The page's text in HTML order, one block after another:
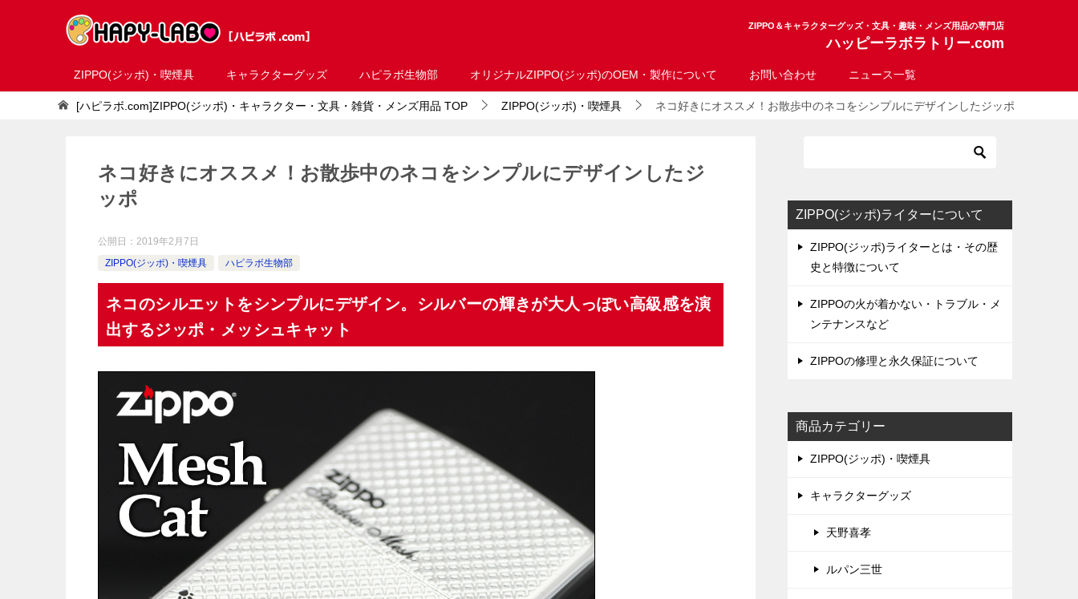
ZIPPO＆キャラクターグッズ・文具・趣味・メンズ用品の専門店
ハッピーラボラトリー.com
ZIPPO(ジッポ)・喫煙具 キャラクターグッズ ハピラボ生物部 オリジナルZIPPO(ジッポ)のOEM・製作について お問い合わせ ニュース一覧
[ハピラボ.com]ZIPPO(ジッポ)・キャラクター・文具・雑貨・メンズ用品 TOP ZIPPO(ジッポ)・喫煙具 ネコ好きにオススメ！お散歩中のネコをシンプルにデザインしたジッポ
ネコ好きにオススメ！お散歩中のネコをシンプルにデザインしたジ
ッポ
公開日： 2019年2月7日
ZIPPO(ジッポ)・喫煙具
ハピラボ生物部
ネコのシルエットをシンプルにデザイン。シルバーの輝きが大人っぽい高級感を演
出するジッポ・メッシュキャット
ZIPPO(ジッポ)ライターについて
ZIPPO(ジッポ)ライターとは・その歴
史と特徴について
ZIPPOの火が着かない・トラブル・メ
ンテナンスなど
ZIPPOの修理と永久保証について
商品カテゴリー
ZIPPO(ジッポ)・喫煙具
キャラクターグッズ
天野喜孝
ルパン三世